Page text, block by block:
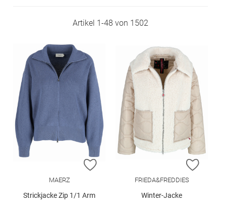
Artikel 1-48 von 1502
ZUR WUNSCHLISTE HINZUFÜGEN
MAERZ
Strickjacke Zip 1/1 Arm
ZUR
FRIEDA&FREDDIES
Winter-Jacke